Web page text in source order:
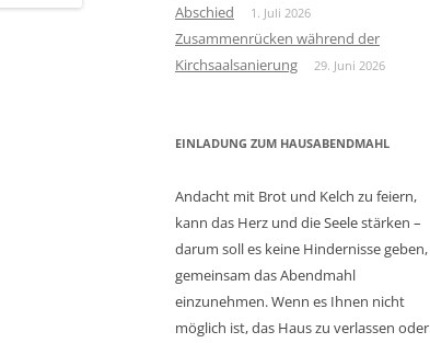
Abschied 1. Juli 2026
Zusammenrücken während der
Kirchsaalsanierung
29. Juni 2026
EINLADUNG ZUM HAUSABENDMAHL
Andacht mit Brot und Kelch zu feiern,
kann das Herz und die Seele stärken –
darum soll es keine Hindernisse geben,
gemeinsam das Abendmahl
einzunehmen. Wenn es Ihnen nicht
möglich ist, das Haus zu verlassen oder